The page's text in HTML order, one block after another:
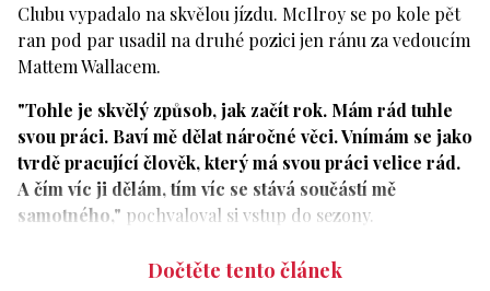
Clubu vypadalo na skvělou jízdu. McIlroy se po kole pět
ran pod par usadil na druhé pozici jen ránu za vedoucím
Mattem Wallacem.
"Tohle je skvělý způsob, jak začít rok. Mám rád tuhle
svou práci. Baví mě dělat náročné věci. Vnímám se jako
tvrdě pracující člověk, který má svou práci velice rád.
A čím víc ji dělám, tím víc se stává součástí mě
samotného," pochvaloval si vstup do sezony.
Dočtěte tento článek